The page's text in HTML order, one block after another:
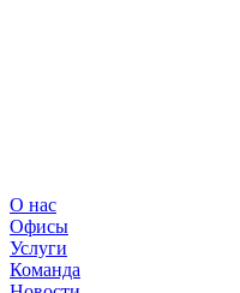
О нас
Офисы
Услуги
Команда